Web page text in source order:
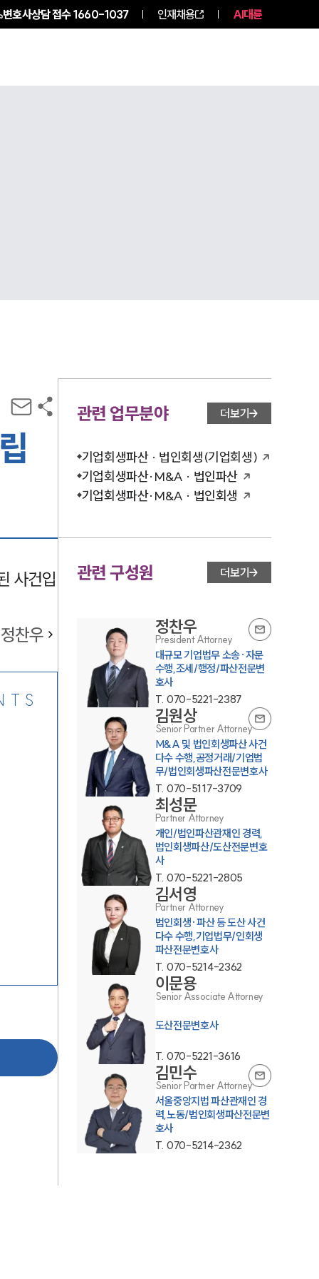
변호사상담 접수1660-1037 인재채용 AI대륜
그룹소개
그룹소개
사건입
정찬우
관련 업무분야 더보기
기업회생파산 · 법인회생(기업회생)
기업회생파산·M&A · 법인파산
기업회생파산·M&A · 법인회생
관련 구성원 더보기
정찬우
President Attorney
대규모 기업법무 소송·자문
수행,조세/행정/파산전문변
호사
T. 070-5221-2387
김원상
Senior Partner Attorney
M&A 및 법인회생파산 사건
다수 수행,공정거래/기업법
무/법인회생파산전문변호사
T. 070-5117-3709
최성문
Partner Attorney
개인/법인파산관재인 경력,
법인회생파산/도산전문변호
사
T. 070-5221-2805
김서영
Partner Attorney
법인회생·파산 등 도산 사건
다수 수행,기업법무/인회생
파산전문변호사
T. 070-5214-2362
이문용
Senior Associate Attorney
도산전문변호사
T. 070-5221-3616
김민수
Senior Partner Attorney
서울중앙지법 파산관재인 경
력,노동/법인회생파산전문변
호사
T. 070-5214-2362